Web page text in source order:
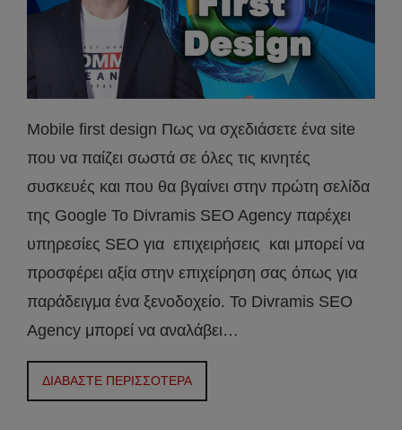
Mobile first design Πως να σχεδιάσετε ένα site
που να παίζει σωστά σε όλες τις κινητές
συσκευές και που θα βγαίνει στην πρώτη σελίδα
της Google Το Divramis SEO Agency παρέχει
υπηρεσίες SEO για επιχειρήσεις και μπορεί να
προσφέρει αξία στην επιχείρηση σας όπως για
παράδειγμα ένα ξενοδοχείο. Το Divramis SEO
Agency μπορεί να αναλάβει…
ΔΙΑΒΑΣΤΕ ΠΕΡΙΣΣΟΤΕΡΑ